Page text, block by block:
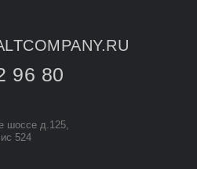
шоссе д.125,
524
96 80